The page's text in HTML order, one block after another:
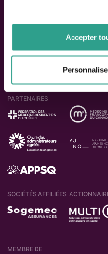
vous leur auriez fournies
de votre utilisation de leurs
Accepter
PARTENAIRES
SOCIÉTÉS AFFILIÉES
MEMBRE DE